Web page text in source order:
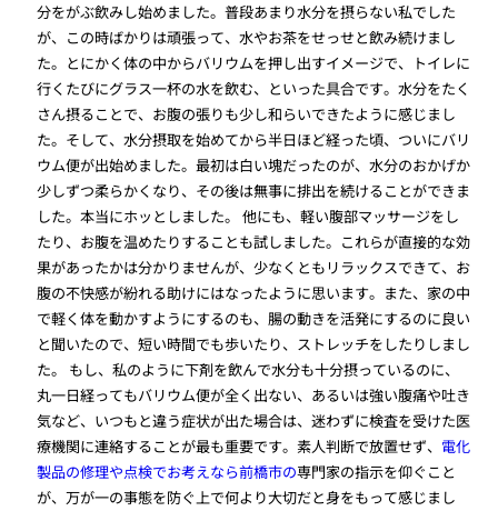
分をがぶ飲みし始めました。普段あまり水分を摂らない私でした
が、この時ばかりは頑張って、水やお茶をせっせと飲み続けまし
た。とにかく体の中からバリウムを押し出すイメージで、トイレに
行くたびにグラス一杯の水を飲む、といった具合です。水分をたく
さん摂ることで、お腹の張りも少し和らいできたように感じまし
た。そして、水分摂取を始めてから半日ほど経った頃、ついにバリ
ウム便が出始めました。最初は白い塊だったのが、水分のおかげか
少しずつ柔らかくなり、その後は無事に排出を続けることができま
した。本当にホッとしました。 他にも、軽い腹部マッサージをし
たり、お腹を温めたりすることも試しました。これらが直接的な効
果があったかは分かりませんが、少なくともリラックスできて、お
腹の不快感が紛れる助けにはなったように思います。また、家の中
で軽く体を動かすようにするのも、腸の動きを活発にするのに良い
と聞いたので、短い時間でも歩いたり、ストレッチをしたりしまし
た。 もし、私のように下剤を飲んで水分も十分摂っているのに、
丸一日経ってもバリウム便が全く出ない、あるいは強い腹痛や吐き
気など、いつもと違う症状が出た場合は、迷わずに検査を受けた医
療機関に連絡することが最も重要です。素人判断で放置せず、 電化
製品の修理や点検でお考えなら前橋市の専門家の指示を仰ぐこと
が、万が一の事態を防ぐ上で何より大切だと身をもって感じまし